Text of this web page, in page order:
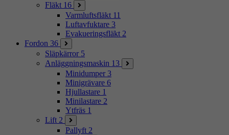
Fläkt 16
Varmluftsfläkt 11
Luftavfuktare 3
Evakueringsfläkt 2
Fordon 36
Släpkärror 5
Anläggningsmaskin 13
Minidumper 3
Minigrävare 6
Hjullastare 1
Minilastare 2
Ytfräs 1
Lift 2
Pallyft 2